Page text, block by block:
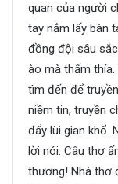
quan của người
tay nắm lấy bàn
đồng đội sâu
ào mà thấm thía.
tìm đến để
niềm tin, truyền
đẩy lùi gian khổ.
lời nói. Câu thơ
thương! Nhà thơ